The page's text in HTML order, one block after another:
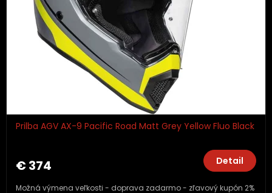
Prilba AGV AX-9 Pacific Road Matt Grey Yellow Fluo Black
€ 374 Detail
Možná výmena veľkosti - doprava zadarmo - zľavový kupón 2%